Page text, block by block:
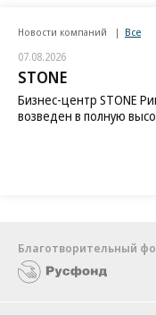
Новости компаний Все
07.08.2026
STONE
Бизнес-центр STONE
возведен в полную
Благотворительный